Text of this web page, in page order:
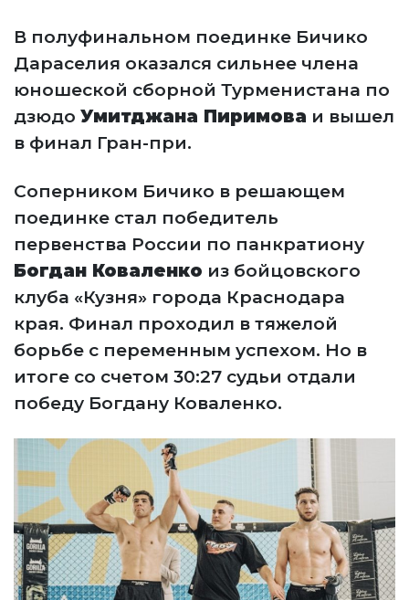
В полуфинальном поединке Бичико
Дараселия оказался сильнее члена
юношеской сборной Турменистана по
дзюдо Умитджана Пиримова и вышел
в финал Гран-при.
Соперником Бичико в решающем
поединке стал победитель
первенства России по панкратиону
Богдан Коваленко из бойцовского
клуба «Кузня» города Краснодара
края. Финал проходил в тяжелой
борьбе с переменным успехом. Но в
итоге со счетом 30:27 судьи отдали
победу Богдану Коваленко.